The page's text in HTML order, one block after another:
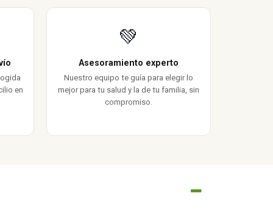
en
💚
Asesoramiento experto
Nuestro equipo te guía para elegir lo
mejor para tu salud y la de tu familia, sin
compromiso.